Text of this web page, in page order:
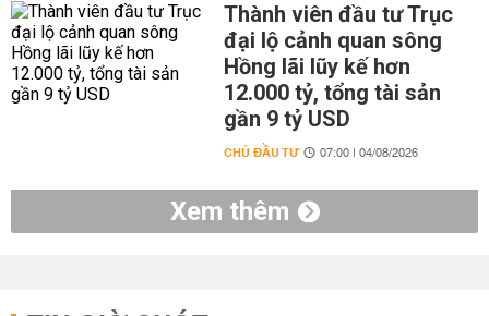
Thành viên đầu tư Trục
đại lộ cảnh quan sông
Hồng lãi lũy kế hơn
12.000 tỷ, tổng tài sản
gần 9 tỷ USD
CHỦ ĐẦU TƯ 07:00 | 04/08/2026
Xem thêm